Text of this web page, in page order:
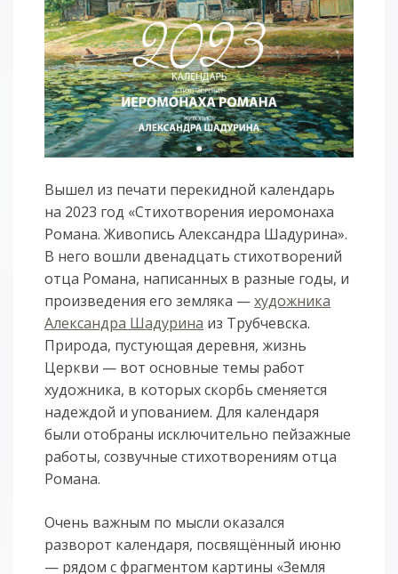
Вышел из печати перекидной календарь
на 2023 год «Стихотворения иеромонаха
Романа. Живопись Александра Шадурина».
В него вошли двенадцать стихотворений
отца Романа, написанных в разные годы, и
произведения его земляка —художника
Александра Шадурина из Трубчевска.
Природа, пустующая деревня, жизнь
Церкви — вот основные темы работ
художника, в которых скорбь сменяется
надеждой и упованием. Для календаря
были отобраны исключительно пейзажные
работы, созвучные стихотворениям отца
Романа.
Очень важным по мысли оказался
разворот календаря, посвящённый июню
— рядом с фрагментом картины «Земля